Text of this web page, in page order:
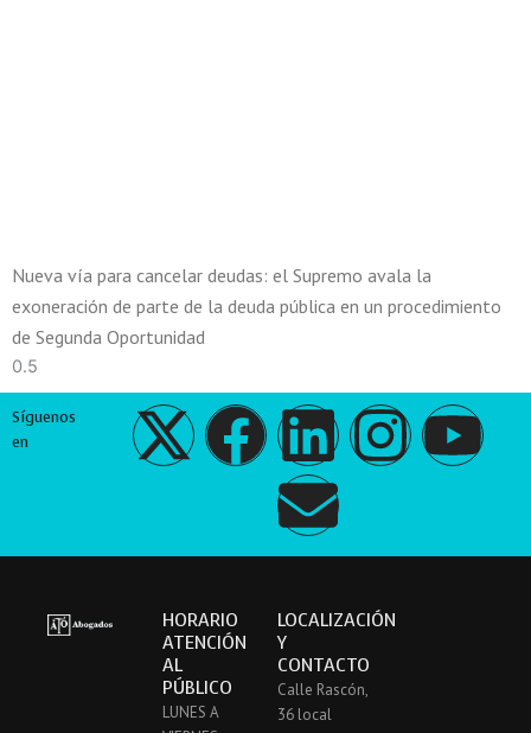
Nueva vía para cancelar deudas: el Supremo avala la
exoneración de parte de la deuda pública en un procedimiento
de Segunda Oportunidad
Síguenos
en
X
t
w
i
F
c
e
b
L
i
n
k
e
I
s
t
Y
u
E
n
v
e
l
HORARIO
ATENCIÓN
AL
PÚBLICO
LUNES A
LOCALIZACIÓN
Y
CONTACTO
Calle Rascón,
36 local